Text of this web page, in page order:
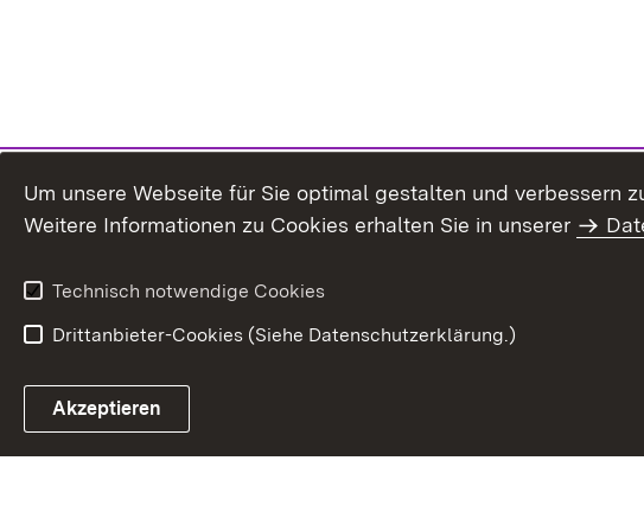
Um unsere Webseite für Sie optimal gestalten und verbessern
Weitere Informationen zu Cookies erhalten Sie in unserer
Technisch notwendige Cookies
Drittanbieter-Cookies (Siehe Datenschutzerklärung.)
Akzeptieren